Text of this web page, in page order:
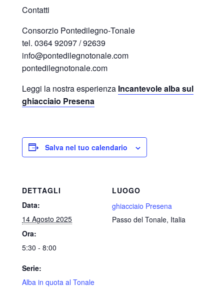
Contatti
Consorzio Pontedilegno‑Tonale
tel. 0364 92097 / 92639
info@pontedilegnotonale.com
pontedilegnotonale.com
Leggi la nostra esperienza Incantevole alba sul
ghiacciaio Presena
Salva nel tuo calendario
DETTAGLI
Data:
14 Agosto 2025
Ora:
5:30 - 8:00
Serie:
Alba in quota al Tonale
LUOGO
ghiacciaio Presena
Passo del Tonale, Italia